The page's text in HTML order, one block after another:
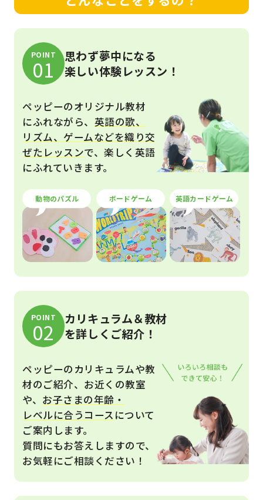
POINT
01
思わず夢中になる
楽しい体験レッスン！
ペッピーのオリジナル教材
にふれながら、 英語の歌、
リズム、ゲームなどを織り交
ぜたレッスンで、楽しく英語
にふれていきます。
動物のパズル ボードゲーム 英語カードゲーム
POINT
02
カリキュラム＆教材
を詳しくご紹介！
ペッピーのカリキュラムや教
材のご紹介、お近くの教室
や、 お子さまの年齢・
レベルに合うコース について
ご案内します。
質問にもお答えしますので、
お気軽にご相談ください！